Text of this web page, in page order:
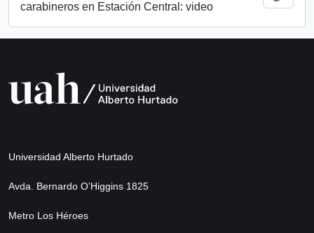
carabineros en Estación Central: video
Universidad Alberto Hurtado
Avda. Bernardo O’Higgins 1825
Metro Los Héroes